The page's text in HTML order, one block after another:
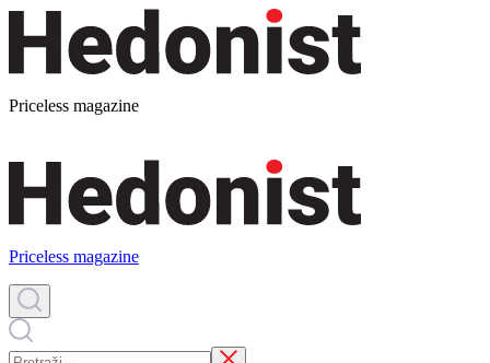
Priceless magazine
Priceless magazine